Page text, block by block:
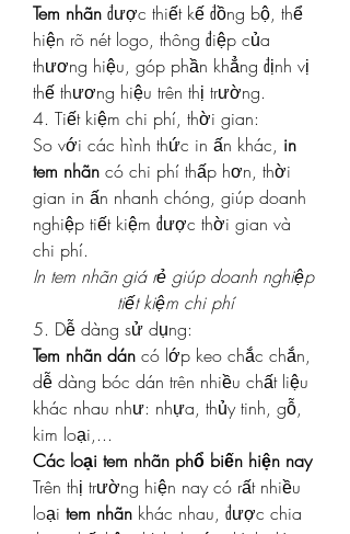
Tem nhãn được thiết kế đồng bộ, thể
hiện rõ nét logo, thông điệp của
thương hiệu, góp phần khẳng định vị
thế thương hiệu trên thị trường.
4. Tiết kiệm chi phí, thời gian:
So với các hình thức in ấn khác, in
tem nhãn có chi phí thấp hơn, thời
gian in ấn nhanh chóng, giúp doanh
nghiệp tiết kiệm được thời gian và
chi phí.
In tem nhãn giá rẻ giúp doanh nghiệp
tiết kiệm chi phí
5. Dễ dàng sử dụng:
Tem nhãn dán có lớp keo chắc chắn,
dễ dàng bóc dán trên nhiều chất liệu
khác nhau như: nhựa, thủy tinh, gỗ,
kim loại,...
Các loại tem nhãn phổ biến hiện nay
Trên thị trường hiện nay có rất nhiều
loại tem nhãn khác nhau, được chia